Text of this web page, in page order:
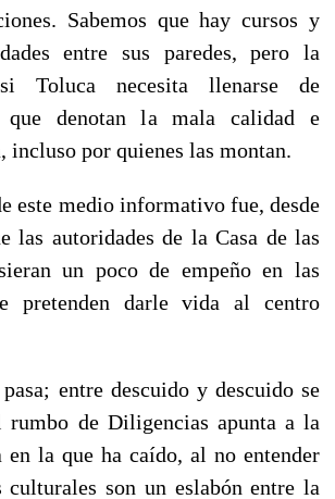
Sabemos que hay cursos y
entre sus paredes, pero la
Toluca necesita llenarse de
que denotan la mala calidad e
incluso por quienes las montan.
este medio informativo fue, desde
las autoridades de la Casa de las
un poco de empeño en las
pretenden darle vida al centro
entre descuido y descuido se
rumbo de Diligencias apunta a la
en la que ha caído, al no entender
culturales son un eslabón entre la